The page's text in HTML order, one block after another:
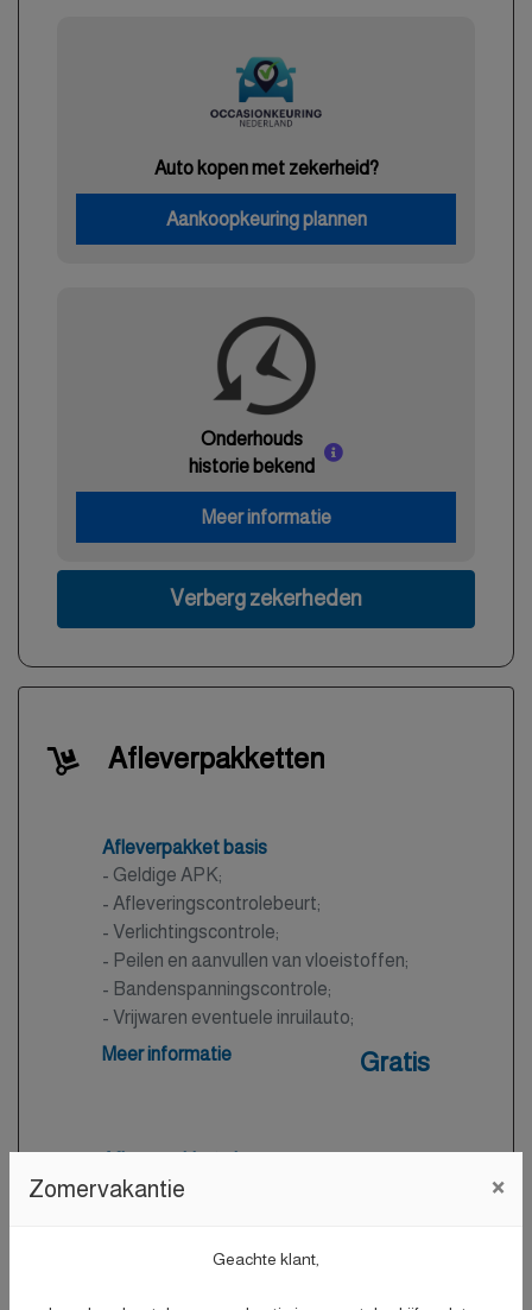
Auto kopen met zekerheid?
Aankoopkeuring plannen
Onderhouds
historie bekend
Meer informatie
Verberg zekerheden
Afleverpakketten
Afleverpakket basis
- Geldige APK;
- Afleveringscontrolebeurt;
- Verlichtingscontrole;
- Peilen en aanvullen van vloeistoffen;
- Bandenspanningscontrole;
- Vrijwaren eventuele inruilauto;
- Auto is of wordt gepoetst.
Meer informatie Gratis
Nieuwe APK
- Onderhoudsbeurt volgens
Zomervakantie ×
Geachte klant,